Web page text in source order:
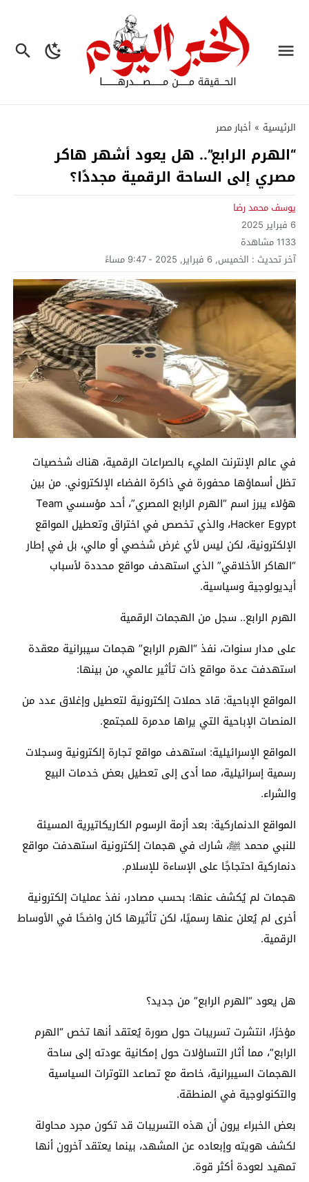
الرئيسية » أخبار مصر
“الهرم الرابع”.. هل يعود أشهر هاكر
مصري إلى الساحة الرقمية مجددًا؟
يوسف محمد رضا
6 فبراير 2025
1133مشاهدة
آخر تحديث : الخميس, 6 فبراير, 2025 - 9:47 مساءً
في عالم الإنترنت المليء بالصراعات الرقمية، هناك شخصيات
تظل أسماؤها محفورة في ذاكرة الفضاء الإلكتروني. من بين
هؤلاء يبرز اسم “الهرم الرابع المصري”، أحد مؤسسي Team
Hacker Egypt، والذي تخصص في اختراق وتعطيل المواقع
الإلكترونية، لكن ليس لأي غرض شخصي أو مالي، بل في إطار
“الهاكر الأخلاقي” الذي استهدف مواقع محددة لأسباب
أيديولوجية وسياسية.
الهرم الرابع.. سجل من الهجمات الرقمية
على مدار سنوات، نفذ “الهرم الرابع” هجمات سيبرانية معقدة
استهدفت عدة مواقع ذات تأثير عالمي، من بينها:
المواقع الإباحية: قاد حملات إلكترونية لتعطيل وإغلاق عدد من
المنصات الإباحية التي يراها مدمرة للمجتمع.
المواقع الإسرائيلية: استهدف مواقع تجارة إلكترونية وسجلات
رسمية إسرائيلية، مما أدى إلى تعطيل بعض خدمات البيع
والشراء.
المواقع الدنماركية: بعد أزمة الرسوم الكاريكاتيرية المسيئة
للنبي محمد ﷺ، شارك في هجمات إلكترونية استهدفت مواقع
دنماركية احتجاجًا على الإساءة للإسلام.
هجمات لم يُكشف عنها: بحسب مصادر، نفذ عمليات إلكترونية
أخرى لم يُعلن عنها رسميًا، لكن تأثيرها كان واضحًا في الأوساط
الرقمية.
هل يعود “الهرم الرابع” من جديد؟
مؤخرًا، انتشرت تسريبات حول صورة يُعتقد أنها تخص “الهرم
الرابع”، مما أثار التساؤلات حول إمكانية عودته إلى ساحة
الهجمات السيبرانية، خاصة مع تصاعد التوترات السياسية
والتكنولوجية في المنطقة.
بعض الخبراء يرون أن هذه التسريبات قد تكون مجرد محاولة
لكشف هويته وإبعاده عن المشهد، بينما يعتقد آخرون أنها
تمهيد لعودة أكثر قوة.